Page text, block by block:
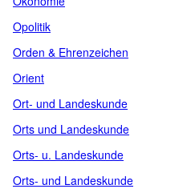
Opolitik
Orden & Ehrenzeichen
Orient
Ort- und Landeskunde
Orts und Landeskunde
Orts- u. Landeskunde
Orts- und Landeskunde